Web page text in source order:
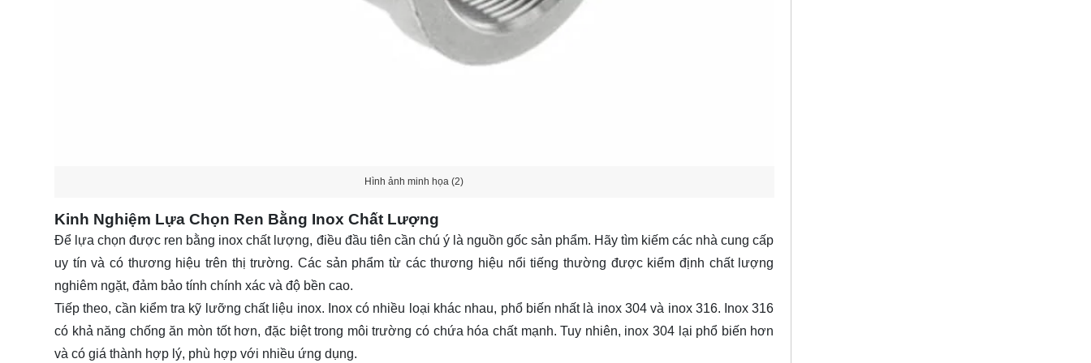
Hình ảnh minh họa (2)
Kinh Nghiệm Lựa Chọn Ren Bằng Inox Chất Lượng
Để lựa chọn được ren bằng inox chất lượng, điều đầu tiên cần chú ý là nguồn gốc sản phẩm. Hãy tìm kiếm các nhà cung cấp
uy tín và có thương hiệu trên thị trường. Các sản phẩm từ các thương hiệu nổi tiếng thường được kiểm định chất lượng
nghiêm ngặt, đảm bảo tính chính xác và độ bền cao.
Tiếp theo, cần kiểm tra kỹ lưỡng chất liệu inox. Inox có nhiều loại khác nhau, phổ biến nhất là inox 304 và inox 316. Inox 316
có khả năng chống ăn mòn tốt hơn, đặc biệt trong môi trường có chứa hóa chất mạnh. Tuy nhiên, inox 304 lại phổ biến hơn
và có giá thành hợp lý, phù hợp với nhiều ứng dụng.